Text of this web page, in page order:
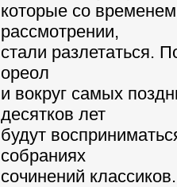
которые со
рассмотрении,
стали разлетаться.
ореол
и вокруг самых
десятков лет
будут
собраниях
сочинений классиков.